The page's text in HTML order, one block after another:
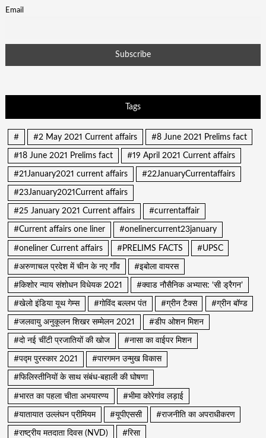
Email
Tags
# #2 May 2021 Current affairs #8 June 2021 Prelims fact
#18 June 2021 Prelims fact #19 April 2021 Current affairs
#21January2021 current affairs #22JanuaryCurrentaffairs
#23January2021Current affairs
#25 January 2021 Current affairs #currentaffair
#Current affairs one liner #onelinercurrent23january
#oneliner Current affairs #PRELIMS FACTS #UPSC
#अरुणाचल प्रदेश में चीन के नए गाँव #इबोला वायरस
#किशोर न्याय संशोधन विधेयक 2021 #क्वाड नौसैनिक अभ्यास: ‘सी ड्रैगन’
#खेलो इंडिया यूथ गेम्स #गोविंद बल्लभ पंत #ग्रीन टैक्स #ग्रीन बॉण्ड
#जलवायु अनुकूलन शिखर सम्मेलन 2021 #डीप ओशन मिशन
#दो नई चींटी प्रजातियों की खोज #नासा का वाईपर मिशन
#पद्म पुरस्कार 2021 #पारगमन उन्मुख विकास
#फिलिस्तीनियों के साथ संबंध-बहाली की घोषणा
#भारत का पहला चीता अभयारण्य #भीमा कोरेगांव लड़ाई
#यातायात उल्लंघन प्रीमियम #यूपीएससी #राजनीति का अपराधीकरण
#राष्ट्रीय मतदाता दिवस (NVD) #रिसा